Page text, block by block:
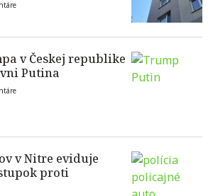
v Českej republike
Putina
v Nitre eviduje
proti